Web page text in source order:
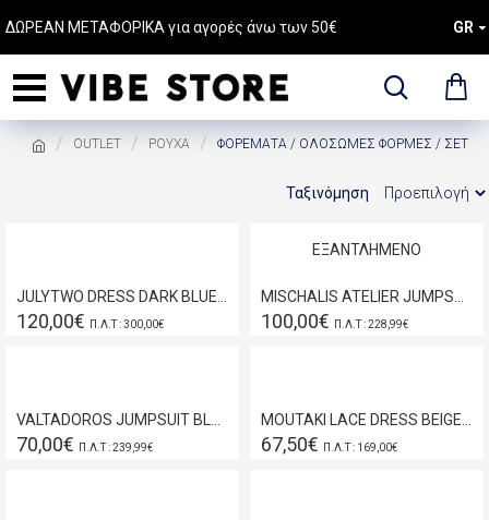
ΔΩΡΕΑΝ ΜΕΤΑΦΟΡΙΚΑ για αγορές άνω των 50€ GR
OUTLET ΡΟΥΧΑ ΦΟΡΕΜΑΤΑ / ΟΛΟΣΩΜΕΣ ΦΟΡΜΕΣ / ΣΕΤ
Ταξινόμηση
120,00€ Π.Λ.Τ : 300,00€
ΕΞΑΝΤΛΗΜΈΝΟ
100,00€ Π.Λ.Τ : 228,99€
70,00€ Π.Λ.Τ : 239,99€ 67,50€ Π.Λ.Τ : 169,00€